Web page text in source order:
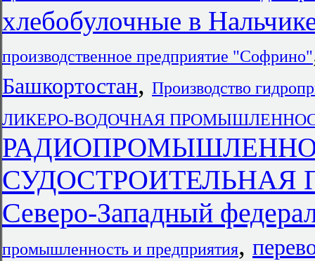
хлебобулочные в
производственное предприятие "Софрино"
Башкортостан, Производство
ЛИКЕРО-ВОДОЧНАЯ
Северо-Западный
промышленность и предприятия,